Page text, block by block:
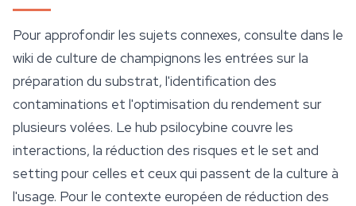
Pour approfondir les sujets connexes, consulte dans le
wiki de culture de champignons les entrées sur la
préparation du substrat, l'identification des
contaminations et l'optimisation du rendement sur
plusieurs volées. Le hub psilocybine couvre les
interactions, la réduction des risques et le set and
setting pour celles et ceux qui passent de la culture à
l'usage. Pour le contexte européen de réduction des